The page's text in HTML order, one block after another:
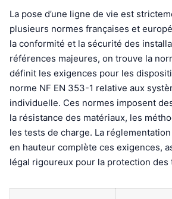
La pose d’une ligne de vie est
plusieurs normes françaises et
la conformité et la sécurité des
références majeures, on trouve la
définit les exigences pour les
norme NF EN 353-1 relative aux
individuelle. Ces normes imposent
la résistance des matériaux, les
les tests de charge. La
en hauteur complète ces exigences,
légal rigoureux pour la protection des